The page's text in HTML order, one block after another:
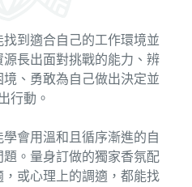
到適合自己的工作環境並
長出面對挑戰的能力、辨
、勇敢為自己做出決定並
行動。
會用溫和且循序漸進的自
。量身訂做的獨家香氛配
或心理上的調適，都能找